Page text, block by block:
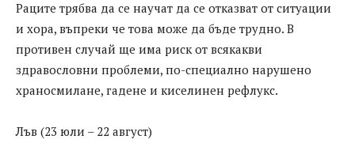
Раците трябва да се научат да се отказват от ситуации
и хора, въпреки че това може да бъде трудно. В
противен случай ще има риск от всякакви
здравословни проблеми, по-специално нарушено
храносмилане, гадене и киселинен рефлукс.
Лъв (23 юли – 22 август)